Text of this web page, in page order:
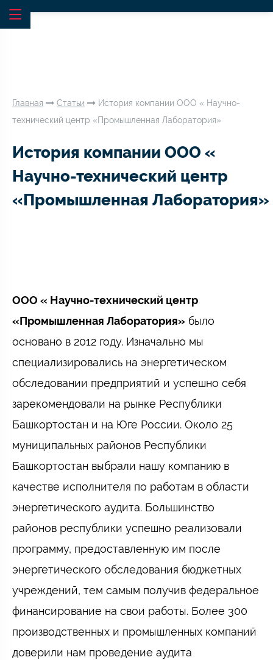
Главная Статьи
История компании ООО « Научно-
технический центр «Промышленная Лаборатория»
История компании ООО «
Научно-технический центр
«Промышленная Лаборатория»
ООО « Научно-технический центр
«Промышленная Лаборатория» было
основано в 2012 году. Изначально мы
специализировались на энергетическом
обследовании предприятий и успешно себя
зарекомендовали на рынке Республики
Башкортостан и на Юге России. Около 25
муниципальных районов Республики
Башкортостан выбрали нашу компанию в
качестве исполнителя по работам в области
энергетического аудита. Большинство
районов республики успешно реализовали
программу, предоставленную им после
энергетического обследования бюджетных
учреждений, тем самым получив федеральное
финансирование на свои работы. Более 300
производственных и промышленных компаний
доверили нам проведение аудита